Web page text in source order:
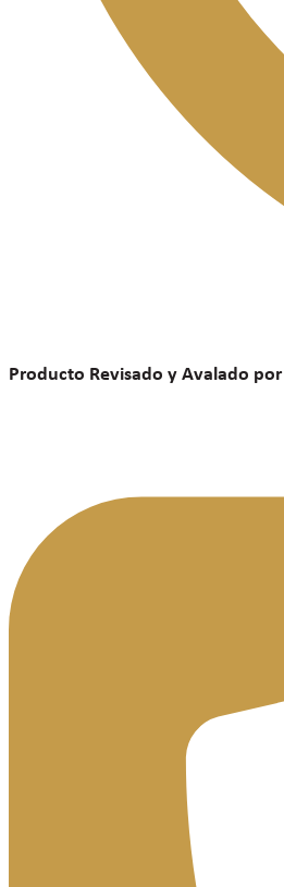
Producto Revisado y Avalado por